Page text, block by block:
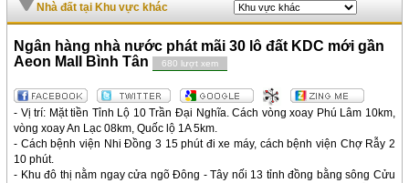
Nhà đất tại Khu vực khác
Ngân hàng nhà nước phát mãi 30 lô đất KDC mới gần
Aeon Mall Bình Tân
680 lượt xem
- Vị trí: Mặt tiền Tỉnh Lộ 10 Trần Đại Nghĩa. Cách vòng xoay Phú Lâm 10km,
vòng xoay An Lạc 08km, Quốc lộ 1A 5km.
- Cách bệnh viện Nhi Đồng 3 15 phút đi xe máy, cách bệnh viện Chợ Rẫy 2
10 phút.
- Khu đô thị nằm ngay cửa ngõ Đông - Tây nối 13 tỉnh đồng bằng sông Cửu